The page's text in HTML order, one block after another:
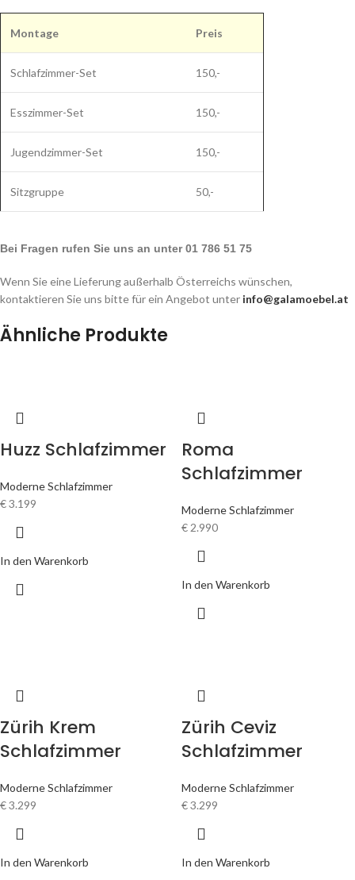
Montage Preis
Schlafzimmer-Set 150,-
Esszimmer-Set 150,-
Jugendzimmer-Set 150,-
Sitzgruppe 50,-
Bei Fragen rufen Sie uns an unter 01 786 51 75
Wenn Sie eine Lieferung außerhalb Österreichs wünschen,
kontaktieren Sie uns bitte für ein Angebot unter info@galamoebel.at
Ähnliche Produkte
Huzz Schlafzimmer
Moderne Schlafzimmer
€3.199
In den Warenkorb
Roma
Schlafzimmer
Moderne Schlafzimmer
€2.990
In den Warenkorb
Zürih Krem
Schlafzimmer
Moderne Schlafzimmer
€3.299
In den Warenkorb
Zürih Ceviz
Schlafzimmer
Moderne Schlafzimmer
€3.299
In den Warenkorb